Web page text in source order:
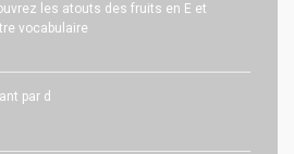
les atouts des fruits en E et
vocabulaire
par d